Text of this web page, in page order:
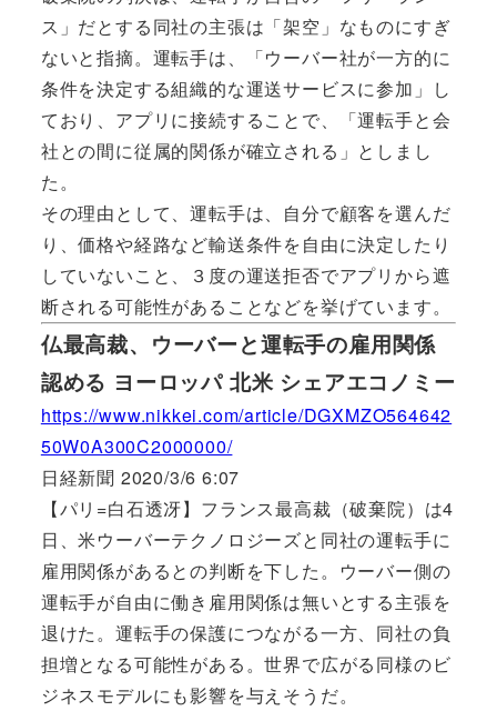
ス」だとする同社の主張は「架空」なものにすぎ
ないと指摘。運転手は、「ウーバー社が一方的に
条件を決定する組織的な運送サービスに参加」し
ており、アプリに接続することで、「運転手と会
社との間に従属的関係が確立される」としまし
た。
その理由として、運転手は、自分で顧客を選んだ
り、価格や経路など輸送条件を自由に決定したり
していないこと、３度の運送拒否でアプリから遮
断される可能性があることなどを挙げています。
仏最高裁、ウーバーと運転手の雇用関係
認める ヨーロッパ 北米 シェアエコノミー
https://www.nikkei.com/article/DGXMZO564642
50W0A300C2000000/
日経新聞 2020/3/6 6:07
【パリ=白石透冴】フランス最高裁（破棄院）は4
日、米ウーバーテクノロジーズと同社の運転手に
雇用関係があるとの判断を下した。ウーバー側の
運転手が自由に働き雇用関係は無いとする主張を
退けた。運転手の保護につながる一方、同社の負
担増となる可能性がある。世界で広がる同様のビ
ジネスモデルにも影響を与えそうだ。